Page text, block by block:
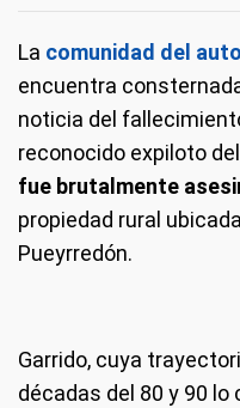
La comunidad del
encuentra
noticia del
reconocido expiloto
fue brutalmente
propiedad rural
Pueyrredón.
Garrido, cuya
décadas del 80 y 90